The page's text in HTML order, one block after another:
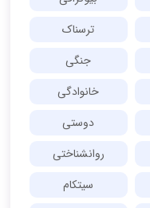
ترسناک
جنگی
خانوادگی
دوستی
روانشناختی
سیتکام